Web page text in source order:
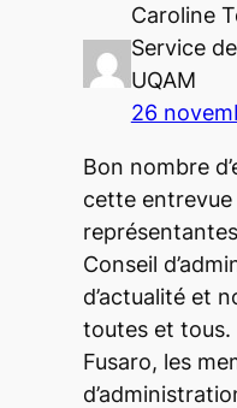
Caroline
Service
UQAM
26
Bon nombre
cette entrevue
Conseil
d’actualité et
toutes et tous.
Fusaro, les